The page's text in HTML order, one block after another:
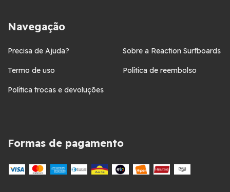
Navegação
Precisa de Ajuda? Sobre a Reaction Surfboards
Termo de uso Política de reembolso
Política trocas e devoluções
Formas de pagamento